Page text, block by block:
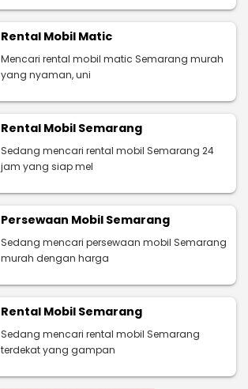
Rental Mobil Matic
Mencari rental mobil matic Semarang murah
yang nyaman, uni
Rental Mobil Semarang
Sedang mencari rental mobil Semarang 24
jam yang siap mel
Persewaan Mobil Semarang
Sedang mencari persewaan mobil Semarang
murah dengan harga
Rental Mobil Semarang
Sedang mencari rental mobil Semarang
terdekat yang gampan